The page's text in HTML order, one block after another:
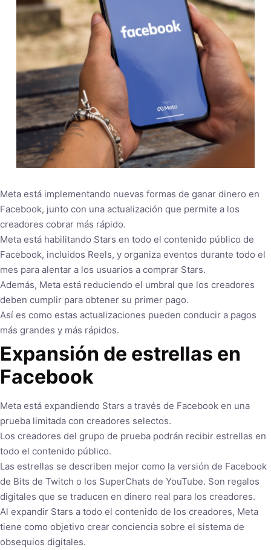
Meta está implementando nuevas formas de ganar dinero en
Facebook, junto con una actualización que permite a los
creadores cobrar más rápido.
Meta está habilitando Stars en todo el contenido público de
Facebook, incluidos Reels, y organiza eventos durante todo el
mes para alentar a los usuarios a comprar Stars.
Además, Meta está reduciendo el umbral que los creadores
deben cumplir para obtener su primer pago.
Así es como estas actualizaciones pueden conducir a pagos
más grandes y más rápidos.
Expansión de estrellas en
Facebook
Meta está expandiendo Stars a través de Facebook en una
prueba limitada con creadores selectos.
Los creadores del grupo de prueba podrán recibir estrellas en
todo el contenido público.
Las estrellas se describen mejor como la versión de Facebook
de Bits de Twitch o los SuperChats de YouTube. Son regalos
digitales que se traducen en dinero real para los creadores.
Al expandir Stars a todo el contenido de los creadores, Meta
tiene como objetivo crear conciencia sobre el sistema de
obsequios digitales.